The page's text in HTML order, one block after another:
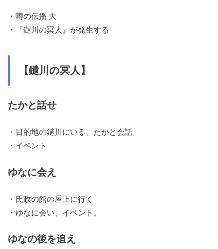
・噂の伝播 大
・『鑓川の冥人』が発生する
【鑓川の冥人】
たかと話せ
・目的地の鑓川にいる、たかと会話
・イベント
ゆなに会え
・氏政の館の屋上に行く
・ゆなに会い、イベント。
ゆなの後を追え